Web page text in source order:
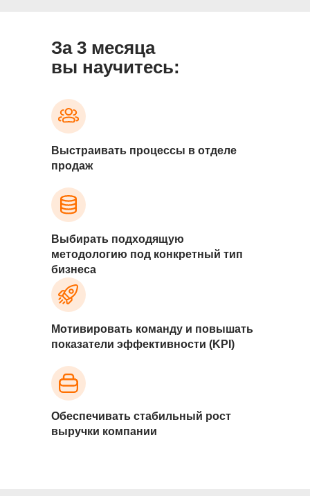
За 3 месяца
вы научитесь:
Выбирать подходящую
методологию под конкретный тип
бизнеса
Выстраивать процессы в отделе
продаж
Обеспечивать стабильный рост
выручки компании
Мотивировать команду и повышать
показатели эффективности (KPI)